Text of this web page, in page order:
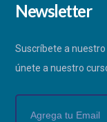
Newsletter
Suscríbete a
únete a nuestro